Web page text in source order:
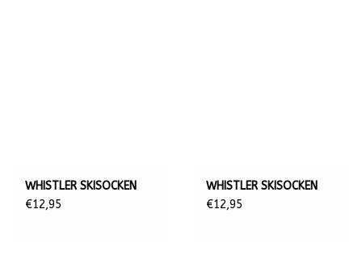
WHISTLER SKISOCKEN
€12,95
WHISTLER SKISOCKEN
€12,95